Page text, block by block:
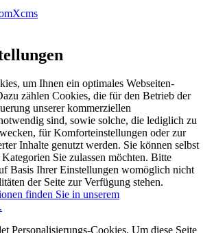
um Ihnen ein optimales Webseiten-
zählen Cookies, die für den Betrieb der
unserer kommerziellen
sind, sowie solche, die lediglich zu
für Komforteinstellungen oder zur
Inhalte genutzt werden. Sie können selbst
Sie zulassen möchten. Bitte
Basis Ihrer Einstellungen womöglich nicht
der Seite zur Verfügung stehen.
finden Sie in unserem
Personalisierungs-Cookies. Um diese Seite